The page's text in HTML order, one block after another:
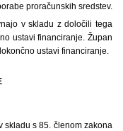
proračunskih sredstev.
v skladu z določili tega
ustavi financiranje. Župan
ustavi financiranje.
skladu s 85. členom zakona